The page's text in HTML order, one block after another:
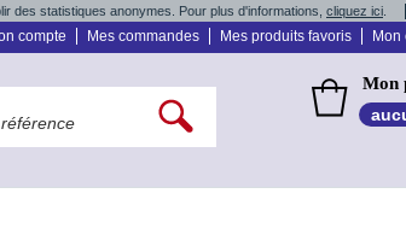
des statistiques anonymes. Pour plus d'informations, cliquez ici
compte Mes commandes Mes produits favoris Mon
Mon